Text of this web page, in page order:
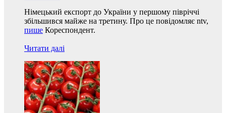
Німецький експорт до України у першому півріччі
збільшився майже на третину. Про це повідомляє ntv,
пише Кореспондент.
Читати далі